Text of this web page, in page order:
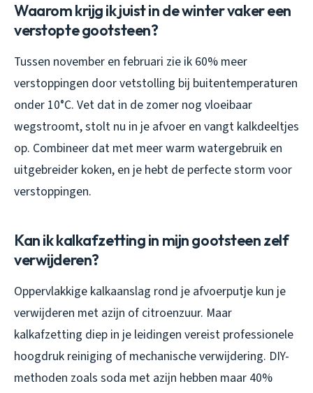
Waarom krijg ik juist in de winter vaker een
verstopte gootsteen?
Tussen november en februari zie ik 60% meer
verstoppingen door vetstolling bij buitentemperaturen
onder 10°C. Vet dat in de zomer nog vloeibaar
wegstroomt, stolt nu in je afvoer en vangt kalkdeeltjes
op. Combineer dat met meer warm watergebruik en
uitgebreider koken, en je hebt de perfecte storm voor
verstoppingen.
Kan ik kalkafzetting in mijn gootsteen zelf
verwijderen?
Oppervlakkige kalkaanslag rond je afvoerputje kun je
verwijderen met azijn of citroenzuur. Maar
kalkafzetting diep in je leidingen vereist professionele
hoogdruk reiniging of mechanische verwijdering. DIY-
methoden zoals soda met azijn hebben maar 40%